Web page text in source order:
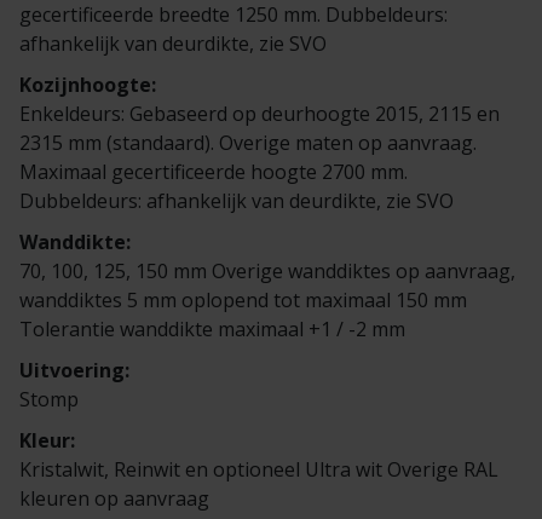
gecertificeerde breedte 1250 mm. Dubbeldeurs:
afhankelijk van deurdikte, zie SVO
Kozijnhoogte:
Enkeldeurs: Gebaseerd op deurhoogte 2015, 2115 en
2315 mm (standaard). Overige maten op aanvraag.
Maximaal gecertificeerde hoogte 2700 mm.
Dubbeldeurs: afhankelijk van deurdikte, zie SVO
Wanddikte:
70, 100, 125, 150 mm Overige wanddiktes op aanvraag,
wanddiktes 5 mm oplopend tot maximaal 150 mm
Tolerantie wanddikte maximaal +1 / -2 mm
Uitvoering:
Stomp
Kleur:
Kristalwit, Reinwit en optioneel Ultra wit Overige RAL
kleuren op aanvraag